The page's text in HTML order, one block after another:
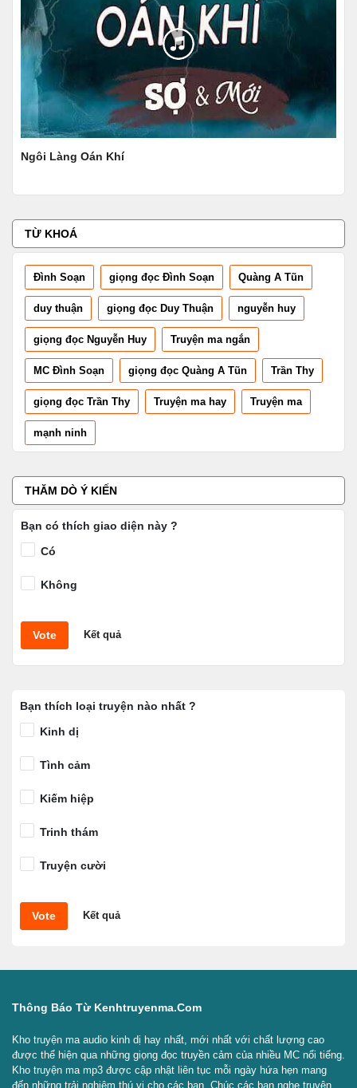
Một Bước Lên Mây
TỪ KHOÁ
Đình Soạn giọng đọc Đình Soạn Quàng A Tũn
duy thuận giọng đọc Duy Thuận nguyễn huy
giọng đọc Nguyễn Huy Truyện ma ngắn
MC Đình Soạn giọng đọc Quàng A Tũn Trần Thy
giọng đọc Trần Thy Truyện ma hay Truyện ma
mạnh ninh
THĂM DÒ Ý KIẾN
Bạn có thích giao diện này ?
Có
Không
Vote Kết quả
Bạn thích loại truyện nào nhất ?
Kinh dị
Tình cảm
Kiếm hiệp
Trinh thám
Truyện cười
Vote Kết quả
Thông Báo Từ Kenhtruyenma.com
Kho truyện ma audio kinh dị hay nhất, mới nhất với chất lượng cao
được thể hiện qua những giọng đọc truyền cảm của nhiều MC nổi tiếng.
Kho truyện ma mp3 được cập nhật liên tục mỗi ngày hứa hẹn mang
đến những trải nghiệm thú vị cho các bạn. Chúc các bạn nghe truyện